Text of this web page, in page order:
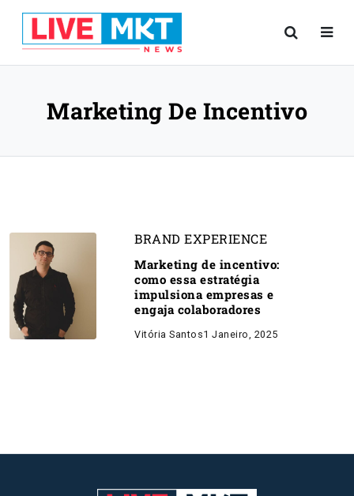
Marketing De Incentivo
BRAND EXPERIENCE
Marketing de incentivo:
como essa estratégia
impulsiona empresas e
engaja colaboradores
Vitória Santos1 Janeiro, 2025